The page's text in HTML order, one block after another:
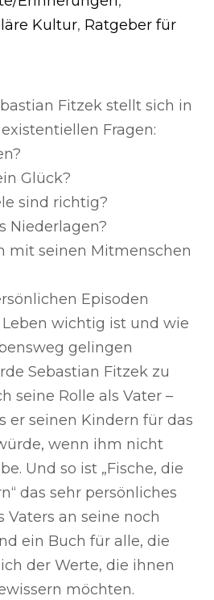
Kultur, Ratgeber für
Fitzek stellt sich in
Fragen:
Glück?
sind richtig?
Niederlagen?
mit seinen Mitmenschen
Episoden
wichtig ist und wie
gelingen
Sebastian Fitzek zu
seine Rolle als Vater –
er seinen Kindern für das
wenn ihm nicht
Und so ist „Fische, die
das sehr persönliches
Vaters an seine noch
ein Buch für alle, die
der Werte, die ihnen
möchten.